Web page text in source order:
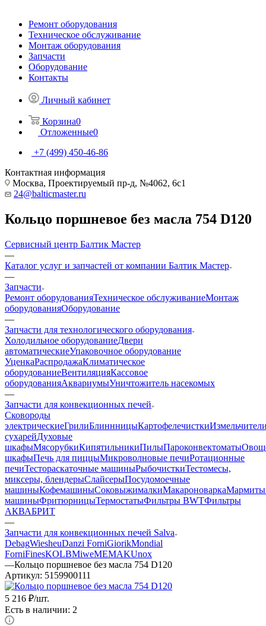
Ремонт оборудования
Техническое обслуживание
Монтаж оборудования
Запчасти
Оборудование
Контакты
Личный кабинет
Корзина0
Отложенные0
+7 (499) 450-46-86
Контактная информация
Москва, Проектируемый пр-д, №4062, 6с1
24@balticmaster.ru
Кольцо поршневое без масла 754 D120
Сервисный центр Балтик Мастер
—
Каталог услуг и запчастей от компании Балтик Мастер
—
Запчасти
Ремонт оборудованияТехническое обслуживаниеМонтаж
оборудованияОборудование
—
Запчасти для технологического оборудования
Холодильное оборудованиеДвери
автоматическиеУпаковочное оборудование
УценкаРаспродажаКлиматическое
оборудованиеВентиляцияКассовое
оборудованияАквариумыУничтожитель насекомых
—
Запчасти для конвекционных печей
Cковороды
электрическиеГрилиБлиннницыКартофелечистки
сухарейДуховые
шкафыМясорубкиКипятильникиПилыПароконвектоматы
шкафыПечь для пиццыМикроволновые печиРотационные
печиТестораскаточные машиныРыбочисткиТестомесы,
миксеры, блендерыСлайсерыПосудомоечные
машиныКофемашиныСоковыжималкиМакароноваркаМармиты
машиныФритюрницыТермостатыФильтры BWTФильтры
АКВАБРИТ
—
Запчасти для конвекционных печей Salva
DebagWiesheuDanzi ForniGiorikMondial
ForniFinesKOLBMiweMEMAKUnox
—Кольцо поршневое без масла 754 D120
Артикул: 5159900111
5 216 ₽/шт.
Есть в наличии: 2